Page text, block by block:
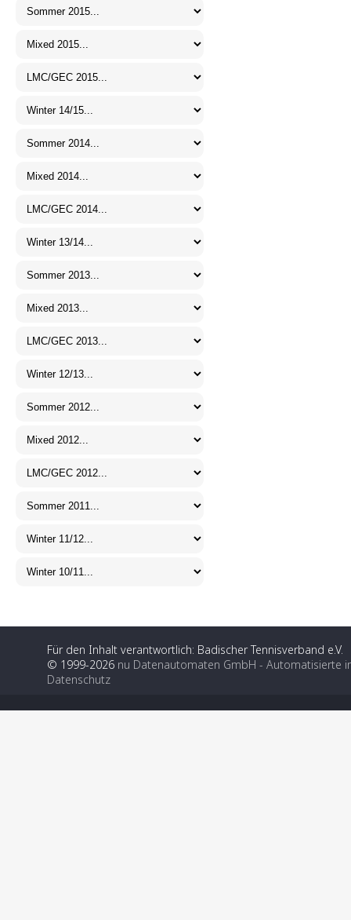
Für den Inhalt verantwortlich: Badischer Tennisverband e.V.
© 1999-2026 nu Datenautomaten GmbH - Automatisierte
Datenschutz